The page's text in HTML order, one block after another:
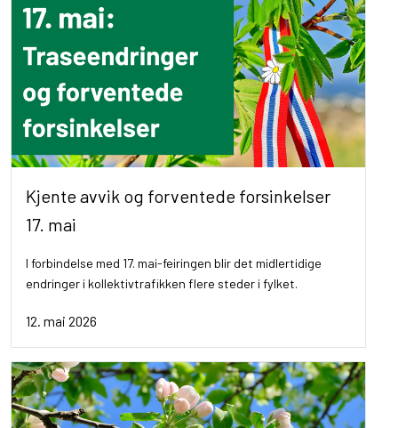
Kjente avvik og forventede forsinkelser
17. mai
I forbindelse med 17. mai-feiringen blir det midlertidige
endringer i kollektivtrafikken flere steder i fylket.
12. mai 2026